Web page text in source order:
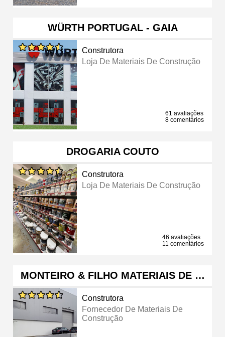
WÜRTH PORTUGAL - GAIA
Construtora
Loja De Materiais De Construção
61 avaliações
8 comentários
DROGARIA COUTO
Construtora
Loja De Materiais De Construção
46 avaliações
11 comentários
MONTEIRO & FILHO MATERIAIS DE …
Construtora
Fornecedor De Materiais De
Construção